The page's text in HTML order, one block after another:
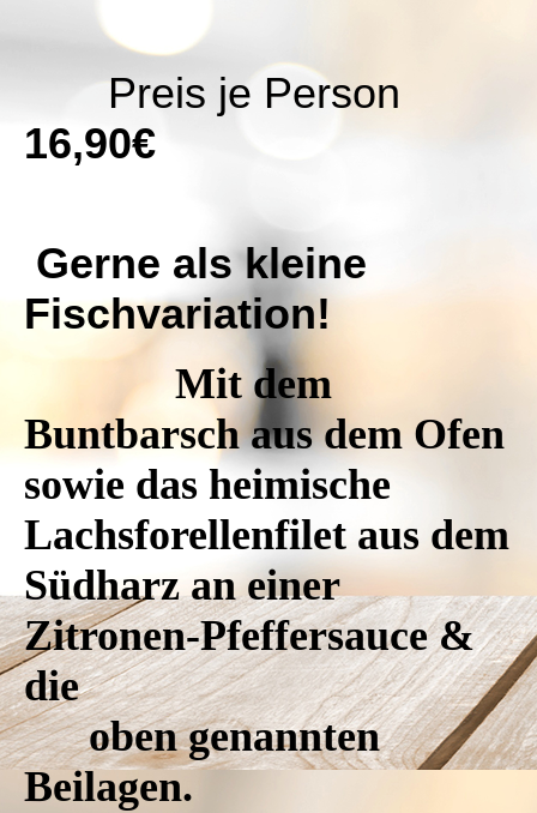
Preis je Person
16,90€
Gerne als kleine
Fischvariation!
Mit dem
Buntbarsch aus dem Ofen
sowie das heimische
Lachsforellenfilet aus dem
Südharz an einer
Zitronen-Pfeffersauce &
die
oben genannten
Beilagen.